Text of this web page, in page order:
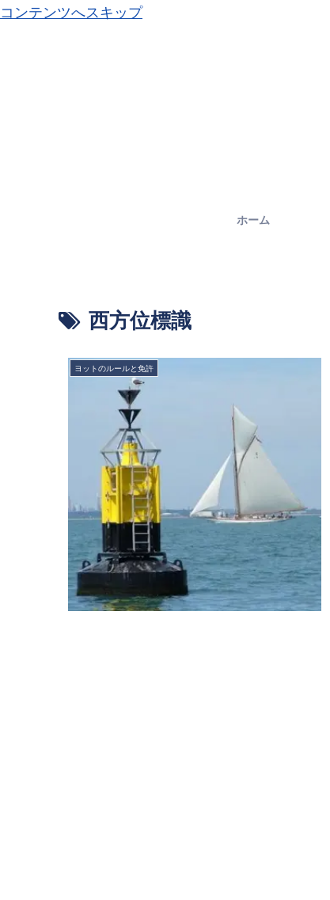
コンテンツへスキップ
ホーム
西方位標識
ヨットのルールと免許